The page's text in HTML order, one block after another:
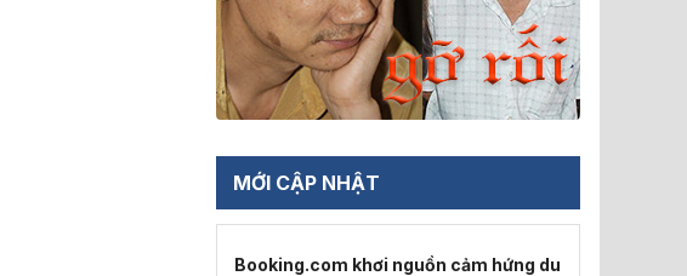
MỚI CẬP NHẬT
Booking.com khơi nguồn cảm hứng du